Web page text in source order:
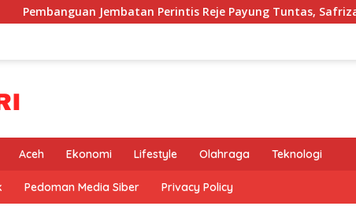
Perintis Reje Payung Tuntas, Safrizal Acungkan
Aceh Ekonomi Lifestyle Olahraga Teknologi
Pedoman Media Siber Privacy Policy